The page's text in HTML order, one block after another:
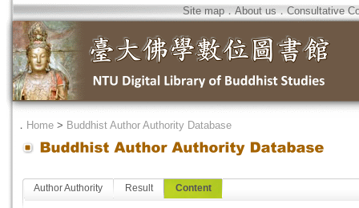
Site map．About us．Consultative
． Home > Buddhist Author Authority Database
Author Authority Result Content